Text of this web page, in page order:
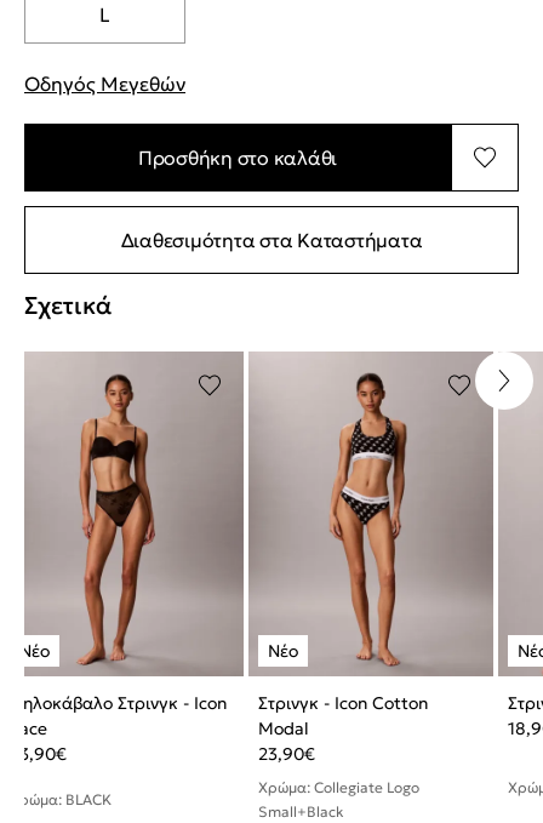
L
Οδηγός Μεγεθών
Προσθήκη στο καλάθι
Διαθεσιμότητα στα Καταστήματα
Σχετικά
Ψηλοκάβαλο Στρινγκ - Icon
Lace
23,90€
Χρώμα: BLACK
Στρινγκ - Icon Cotton
Modal
23,90€
Χρώμα: Collegiate Logo
Small+Black